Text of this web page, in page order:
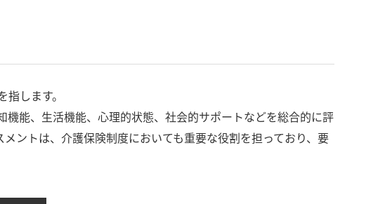
します。
能、生活機能、心理的状態、社会的サポートなどを総合的に評
ントは、介護保険制度においても重要な役割を担っており、要